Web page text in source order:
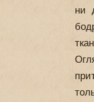
ни